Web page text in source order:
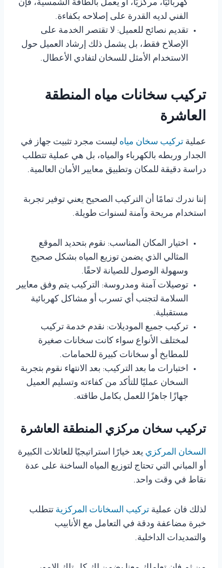
كهربائيًا، مركزيًا، أو يعمل بالطاقة الشمسية، فإن
الفني لديه القدرة على إصلاحه بكفاءة.
تقديم نصائح للعميل: لا تقتصر الخدمة على
الإصلاح فقط، بل يشمل ذلك إرشاد العميل حول
الاستخدام الأمثل للسخان لتفادي الأعطال.
تركيب سخانات مياه المنطقة
العاشرة
عملية تركيب سخان مياه ليست مجرد تثبيت جهاز في
الجدار وربطه بالكهرباء والمياه، بل هي عملية تتطلب
دراسة دقيقة للمكان وتطبيق معايير الأمان العالمية.
إننا ندرك تمامًا أن التركيب الصحيح يعني توفير تجربة
استخدام مريحة وآمنة لسنوات طويلة.
اختيار المكان المناسب: نقوم بتحديد الموقع
المثالي الذي يضمن توزيع المياه بشكل صحيح
وسهولة الوصول للصيانة لاحقًا.
توصيلات آمنة ومدروسة: التركيب يتم وفق معايير
السلامة لتجنب أي تسرب أو مشاكل كهربائية
مستقبلية.
تركيب جميع الموديلات: نقدم خدمة تركيب
لمختلف الأنواع سواء كانت سخانات صغيرة
للمطابخ أو سخانات كبيرة للحمامات.
اختبارات ما بعد التركيب: بعد الانتهاء نقوم بتجربة
السخان عمليًا للتأكد من كفاءته وتسليم العميل
جهازًا جاهزًا للعمل بكامل طاقته.
تركيب سخان مركزي المنطقة العاشرة
السخان المركزي يعد خيارًا استراتيجيًا للعائلات الكبيرة
أو المباني التي تحتاج لتوزيع المياه الساخنة على عدة
نقاط في وقت واحد.
لذلك فان عملية تركيب السخانات المركزية تتطلب
خبرة مضاعفة ودقة في التعامل مع الأنابيب
والتمديدات الداخلية.